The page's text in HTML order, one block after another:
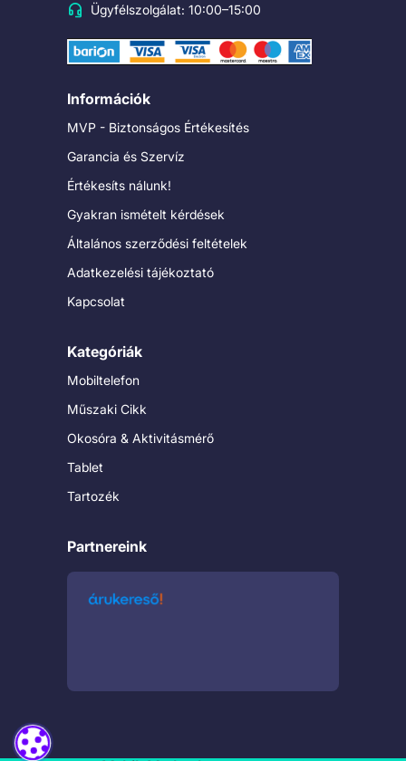
Ügyfélszolgálat: 10:00–15:00
Információk
MVP - Biztonságos Értékesítés
Garancia és Szervíz
Értékesíts nálunk!
Gyakran ismételt kérdések
Általános szerződési feltételek
Adatkezelési tájékoztató
Kapcsolat
Kategóriák
Mobiltelefon
Műszaki Cikk
Okosóra & Aktivitásmérő
Tablet
Tartozék
Partnereink